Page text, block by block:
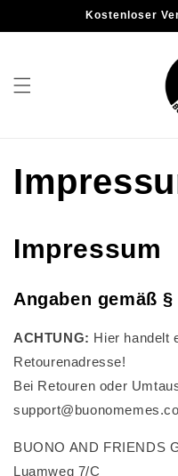
Kostenloser
Impressum
Angaben gemäß §
ACHTUNG: Hier handelt
Retourenadresse!
Bei Retouren oder
BUONO AND FRIENDS
Luamweg 7/C